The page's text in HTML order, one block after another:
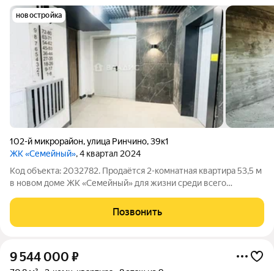
новостройка
102-й микрорайон,улица Ринчино,39к1
ЖК «Семейный», 4 квартал 2024
Код объекта: 2032782. Продаётся 2-комнатная квартира 53,5 м
в новом доме ЖК «Семейный» для жизни среди всего
5-й этаж,
Позвонить
9 544 000 ₽